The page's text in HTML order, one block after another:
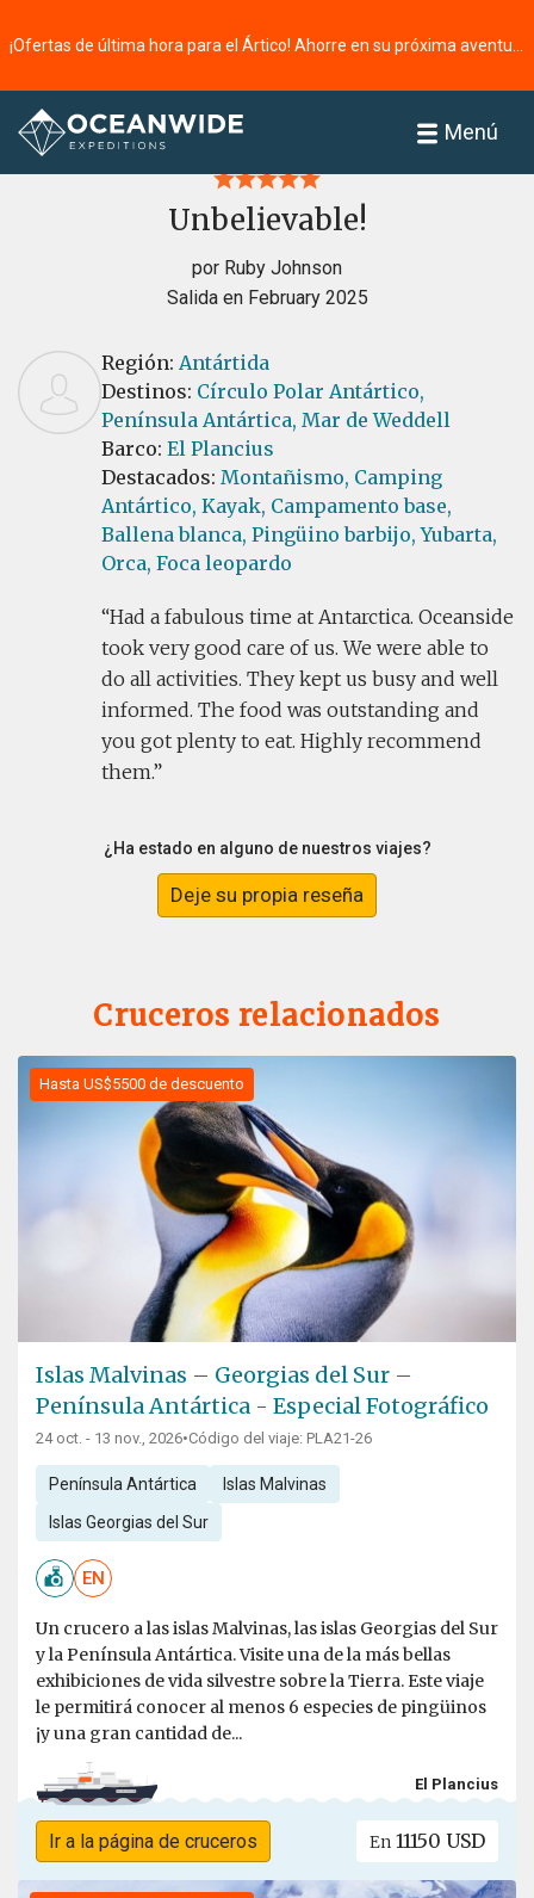
Menú
Página principal
Unbelievable!
por Ruby Johnson
Salida en February 2025
Región: Antártida
Destinos: Círculo Polar Antártico,
Península Antártica, Mar de Weddell
Barco: El Plancius
Destacados: Montañismo, Camping
Antártico, Kayak, Campamento base,
Ballena blanca, Pingüino barbijo, Yubarta,
Orca, Foca leopardo
Had a fabulous time at Antarctica. Oceanside
took very good care of us. We were able to
do all activities. They kept us busy and well
informed. The food was outstanding and
you got plenty to eat. Highly recommend
them.
¿Ha estado en alguno de nuestros viajes?
Deje su propia reseña
Cruceros relacionados
Hasta US$5500 de descuento
Islas Malvinas – Georgias del Sur –
Península Antártica - Especial Fotográfico
24 oct. - 13 nov., 2026•Código del viaje: PLA21-26
Península Antártica Islas Malvinas
Islas Georgias del Sur
EN
Un crucero a las islas Malvinas, las islas Georgias del Sur
y la Península Antártica. Visite una de la más bellas
exhibiciones de vida silvestre sobre la Tierra. Este viaje
le permitirá conocer al menos 6 especies de pingüinos
¡y una gran cantidad de...
El Plancius
Ir a la página de cruceros En 11150 USD